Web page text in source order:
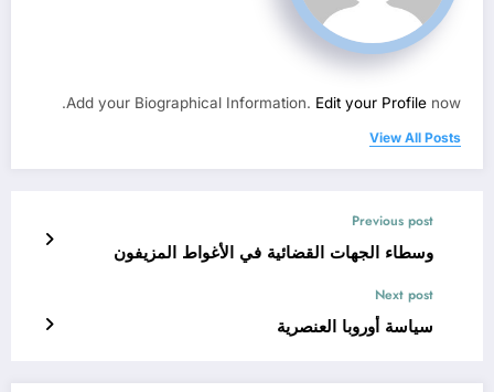
Add your Biographical Information. Edit your Profile now.
View All Posts
Previous post
وسطاء الجهات القضائية في الأغواط المزيفون
Next post
سياسة أوروبا العنصرية